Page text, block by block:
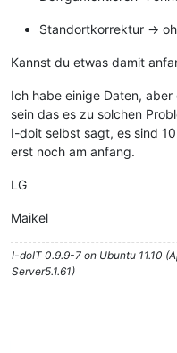
Standortkorrektur ->
Kannst du etwas damit
Ich habe einige Daten,
sein das es zu solchen
I-doit selbst sagt, es sind
erst noch am anfang.
LG
Maikel
I-doIT 0.9.9-7 on Ubuntu 11.10
Server5.1.61)